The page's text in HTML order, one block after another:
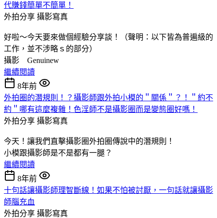
代賺錢簡單不簡單！
外拍分享 攝影寫真
好啦～今天要來做個經驗分享談！（聲明：以下皆為普遍級的
工作，並不涉略ｓ的部分）
攝影 Genuinew
繼續閱讀
8年前
外拍圈的潛規則！？攝影師跟外拍小模的＂關係＂？！＂約不
約＂哪有這麼複雜！色淫師不是攝影圈而是變態圈好嗎！
外拍分享 攝影寫真
今天！讓我們直擊攝影圈外拍圈傳說中的潛規則！
小模跟攝影師是不是都有一腿？
繼續閱讀
8年前
十句話讓攝影師理智斷線！如果不怕被討厭，一句話就讓攝影
師腦充血
外拍分享 攝影寫真